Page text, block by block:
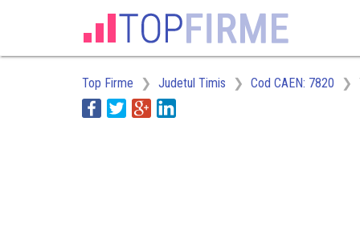
Top Firme Judetul Timis Cod CAEN: 7820